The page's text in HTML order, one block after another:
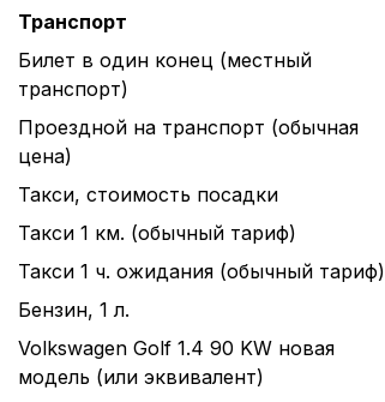
Транспорт
Билет в один конец (местный
транспорт)
Проездной на транспорт (обычная
цена)
Такси, стоимость посадки
Такси 1 км. (обычный тариф)
Такси 1 ч. ожидания (обычный тариф)
Бензин, 1 л.
Volkswagen Golf 1.4 90 KW новая
модель (или эквивалент)